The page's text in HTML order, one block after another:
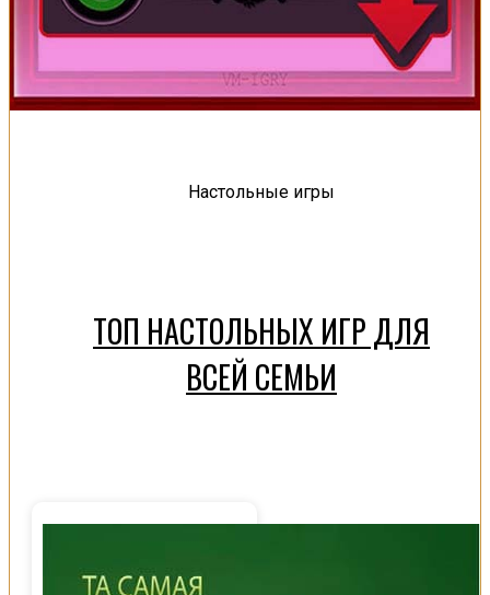
Настольные игры
ТОП НАСТОЛЬНЫХ ИГР ДЛЯ
ВСЕЙ СЕМЬИ